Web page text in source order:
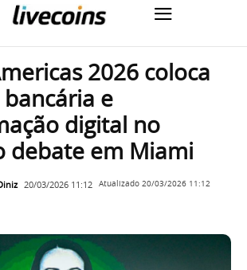
2026 coloca
e
digital no
debate em Miami
20/03/2026 11:12 Atualizado 20/03/2026 11:12